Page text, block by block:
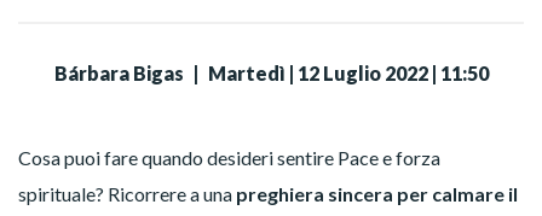
Bárbara Bigas | Martedì | 12 Luglio 2022 | 11:50
Cosa puoi fare quando desideri sentire Pace e forza
spirituale? Ricorrere a una preghiera sincera per calmare il